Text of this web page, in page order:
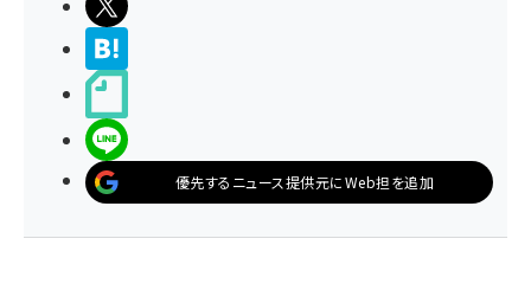
優先するニュース提供元にWeb担を追加